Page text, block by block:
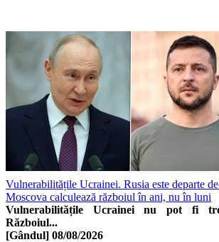
Vulnerabilitățile Ucrainei. Rusia este departe
Moscova calculează războiul în ani, nu în luni
Vulnerabilitățile Ucrainei nu pot fi
Războiul...
[Gândul] 08/08/2026